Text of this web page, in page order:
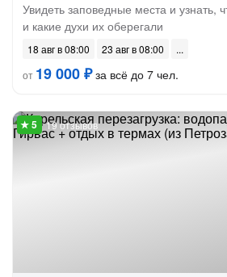
Увидеть заповедные места и узнать,
и какие духи их оберегали
18 авг в 08:00
23 авг в 08:00
от 19 000 ₽за всё до 7 чел.
19 отзывов